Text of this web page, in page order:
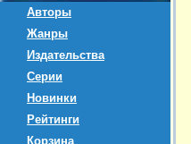
Авторы
Жанры
Издательства
Серии
Новинки
Рейтинги
Корзина